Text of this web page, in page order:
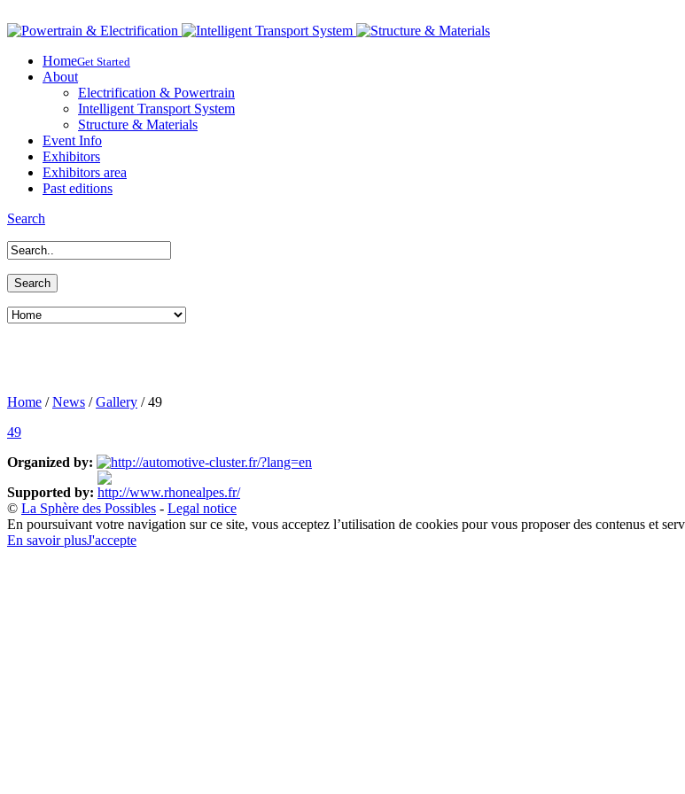
HomeGet Started
About
Electrification & Powertrain
Intelligent Transport System
Structure & Materials
Event Info
Exhibitors
Exhibitors area
Past editions
Search
Home / News / Gallery / 49
49
Organized by:
Supported by:
© La Sphère des Possibles - Legal notice
En poursuivant votre navigation sur ce site, vous acceptez l’utilisation de cookies pour vous proposer des contenus et
En savoir plusJ'accepte